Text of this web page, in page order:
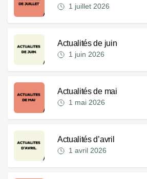
1 juillet 2026
Actualités de juin
1 juin 2026
Actualités de mai
1 mai 2026
Actualités d’avril
1 avril 2026